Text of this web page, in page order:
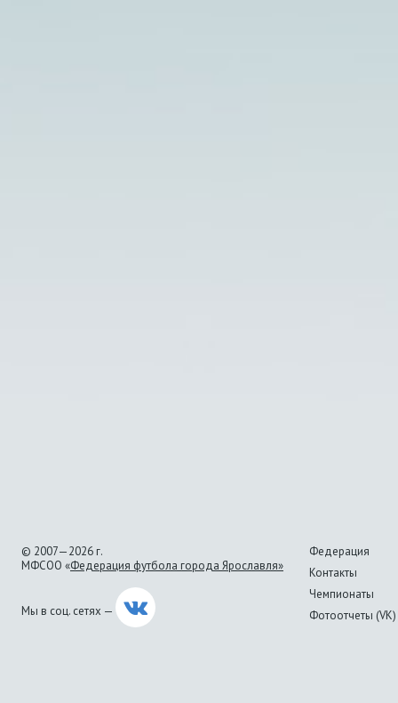
© 2007—2026 г.
МФСОО «Федерация футбола города Ярославля»
Мы в соц. сетях —
Федерация
Контакты
Чемпионаты
Фотоотчеты (VK)